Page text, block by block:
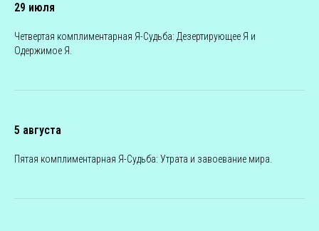
29 июля
Четвертая комплиментарная Я-Судьба: Дезертирующее Я и
Одержимое Я.
5 августа
Пятая комплиментарная Я-Судьба: Утрата и завоевание мира.